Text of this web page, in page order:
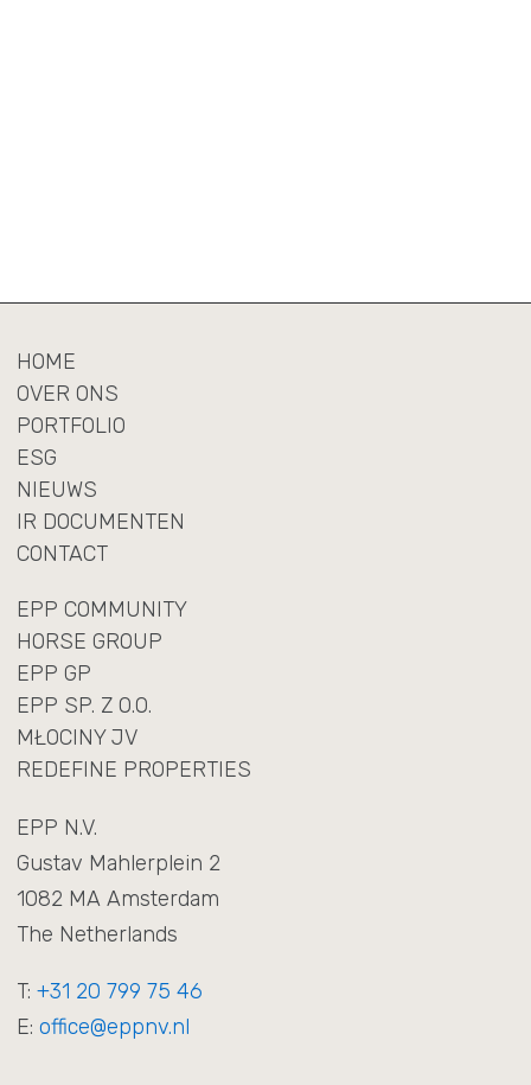
HOME
OVER ONS
PORTFOLIO
ESG
NIEUWS
IR DOCUMENTEN
CONTACT
EPP COMMUNITY
HORSE GROUP
EPP GP
EPP SP. Z O.O.
MŁOCINY JV
REDEFINE PROPERTIES
EPP N.V.
Gustav Mahlerplein 2
1082 MA Amsterdam
The Netherlands
T: +31 20 799 75 46
E: office@eppnv.nl